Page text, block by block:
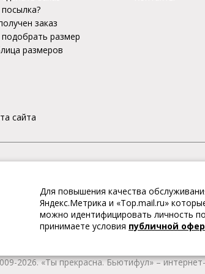
заказ
подобрать размер
размеров
сайта
магазин «Ты прекрасна. Бьютифул» –
и обувь, Вы гарантированно получаете
и стильную одежду европейских
всегда имеется широкий ассортимент
2026. «Ты прекрасна. Бьютифул» –
Для повышения качества
Яндекс.Метрика и «Top.mail.ru»
можно идентифицировать личность
принимаете условия публичной